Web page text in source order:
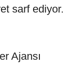
sarf ediyor.
Ajansı